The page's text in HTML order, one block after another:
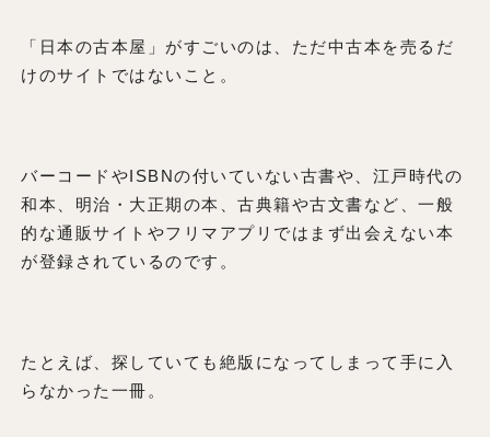
「日本の古本屋」がすごいのは、ただ中古本を売るだ
けのサイトではないこと。
バーコードやISBNの付いていない古書や、江戸時代の
和本、明治・大正期の本、古典籍や古文書など、一般
的な通販サイトやフリマアプリではまず出会えない本
が登録されているのです。
たとえば、探していても絶版になってしまって手に入
らなかった一冊。